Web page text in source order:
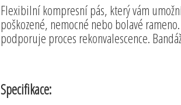
Flexibilní kompresní pás, který vám
poškozené, nemocné nebo bolavé
podporuje proces rekonvalescence.
Specifikace: